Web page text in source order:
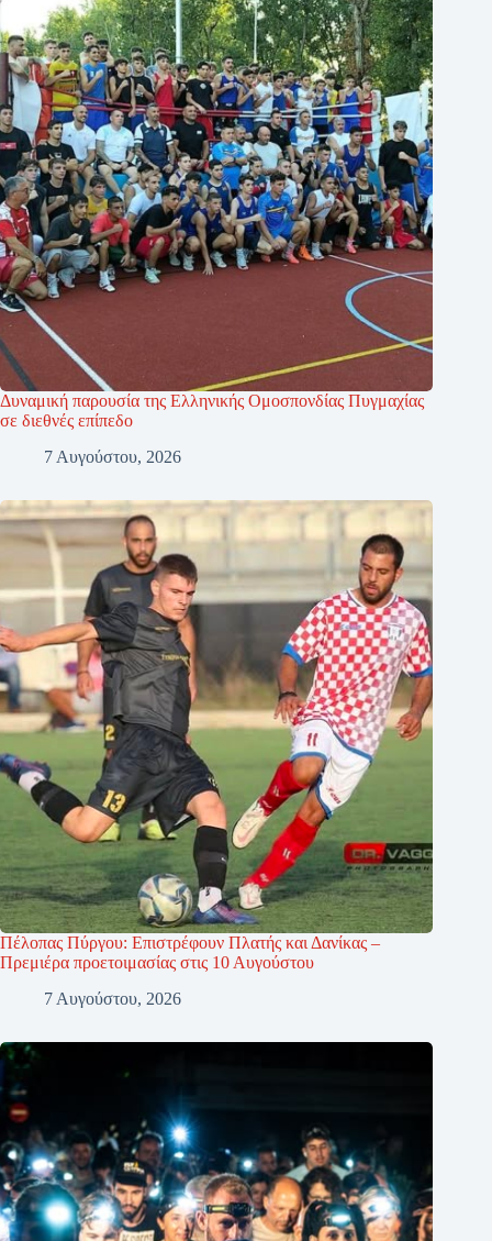
Δυναμική παρουσία της Ελληνικής Ομοσπονδίας Πυγμαχίας
σε διεθνές επίπεδο
7 Αυγούστου, 2026
Πέλοπας Πύργου: Επιστρέφουν Πλατής και Δανίκας –
Πρεμιέρα προετοιμασίας στις 10 Αυγούστου
7 Αυγούστου, 2026